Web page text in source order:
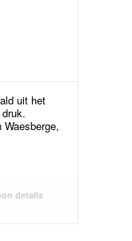
uit het
details